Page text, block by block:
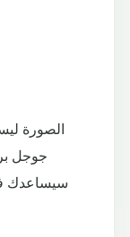
جوجل
سيساعدك